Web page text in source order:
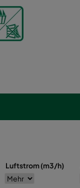
Luftstrom (m3/h)